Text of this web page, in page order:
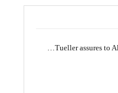
Tueller assures to